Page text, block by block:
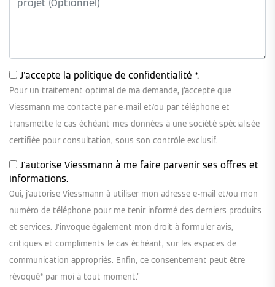
J'accepte la politique de confidentialité *.
Pour un traitement optimal de ma demande, j'accepte que
Viessmann me contacte par e-mail et/ou par téléphone et
transmette le cas échéant mes données à une société spécialisée
certifiée pour consultation, sous son contrôle exclusif.
J'autorise Viessmann à me faire parvenir ses offres et
informations.
Oui, j'autorise Viessmann à utiliser mon adresse e-mail et/ou mon
numéro de téléphone pour me tenir informé des derniers produits
et services. J’invoque également mon droit à formuler avis,
critiques et compliments le cas échéant, sur les espaces de
communication appropriés. Enfin, ce consentement peut être
révoqué* par moi à tout moment."